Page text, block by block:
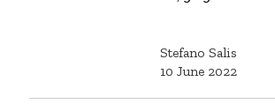
Stefano Salis
10 June 2022